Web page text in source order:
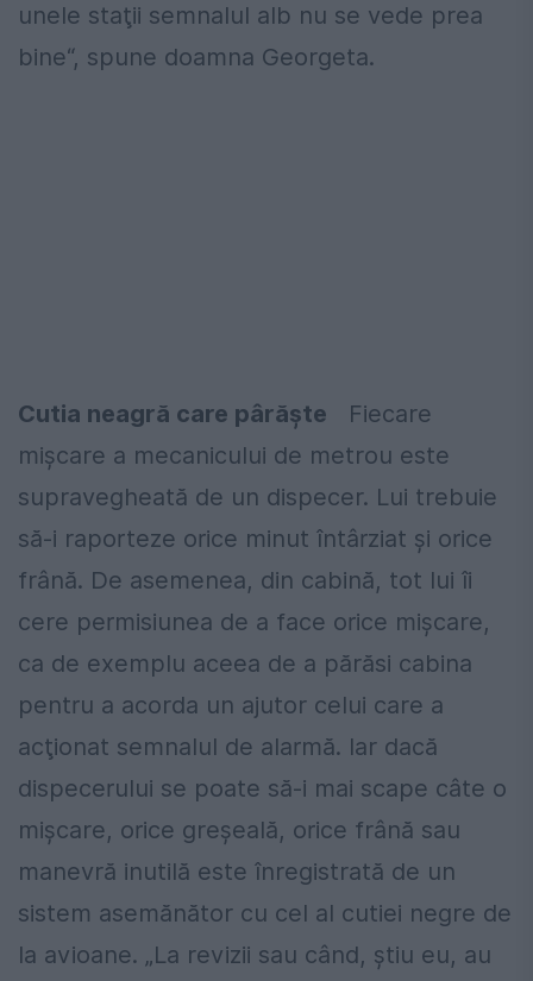
unele staţii semnalul alb nu se vede prea
bine“, spune doamna Georgeta.
Cutia neagră care pârăşte Fiecare
mişcare a mecanicului de metrou este
supravegheată de un dispecer. Lui trebuie
să-i raporteze orice minut întârziat şi orice
frână. De asemenea, din cabină, tot lui îi
cere permisiunea de a face orice mişcare,
ca de exemplu aceea de a părăsi cabina
pentru a acorda un ajutor celui care a
acţionat semnalul de alarmă. Iar dacă
dispecerului se poate să-i mai scape câte o
mişcare, orice greşeală, orice frână sau
manevră inutilă este înregistrată de un
sistem asemănător cu cel al cutiei negre de
la avioane. „La revizii sau când, ştiu eu, au